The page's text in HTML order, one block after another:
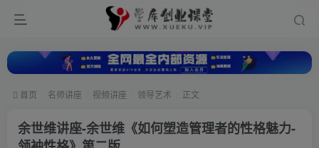
首页 名师讲座 视频讲座 领导艺术 正文
余世维讲座-余世维《如何塑造管理者的性格魅力-